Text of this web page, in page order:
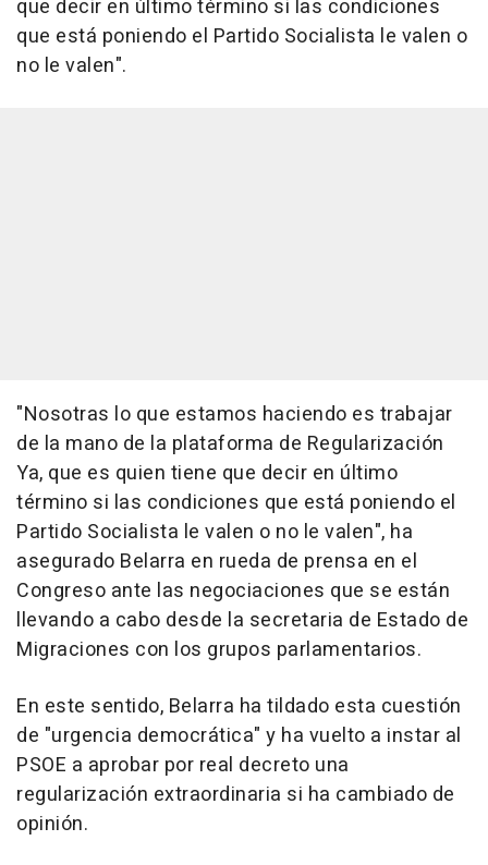
que decir en último término si las condiciones
que está poniendo el Partido Socialista le valen o
no le valen".
"Nosotras lo que estamos haciendo es trabajar
de la mano de la plataforma de Regularización
Ya, que es quien tiene que decir en último
término si las condiciones que está poniendo el
Partido Socialista le valen o no le valen", ha
asegurado Belarra en rueda de prensa en el
Congreso ante las negociaciones que se están
llevando a cabo desde la secretaria de Estado de
Migraciones con los grupos parlamentarios.
En este sentido, Belarra ha tildado esta cuestión
de "urgencia democrática" y ha vuelto a instar al
PSOE a aprobar por real decreto una
regularización extraordinaria si ha cambiado de
opinión.